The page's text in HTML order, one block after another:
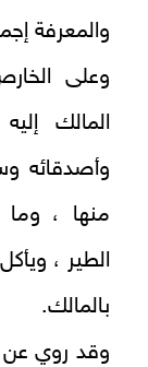
والمعرفة
وعلى
المالك
وأصدقائه
منها ، وما
الطير ،
بالمالك.
وقد روي عن